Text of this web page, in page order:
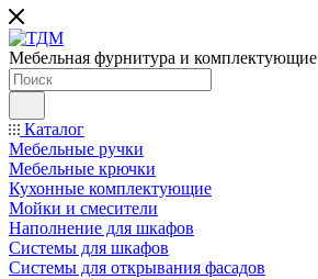
Мебельная фурнитура и комплектующие
Каталог
Мебельные ручки
Мебельные крючки
Кухонные комплектующие
Мойки и смесители
Наполнение для шкафов
Cистемы для шкафов
Системы для открывания фасадов